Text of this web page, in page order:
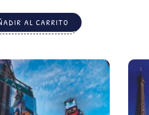
AL CARRITO